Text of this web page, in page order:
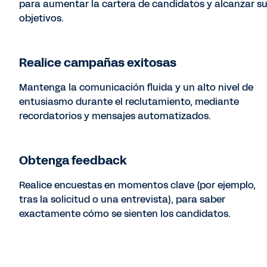
para aumentar la cartera de candidatos y alcanzar
objetivos.
Realice campañas exitosas
Mantenga la comunicación fluida y un alto nivel de
entusiasmo durante el reclutamiento, mediante
recordatorios y mensajes automatizados.
Obtenga feedback
Realice encuestas en momentos clave (por ejemplo,
tras la solicitud o una entrevista), para saber
exactamente cómo se sienten los candidatos.